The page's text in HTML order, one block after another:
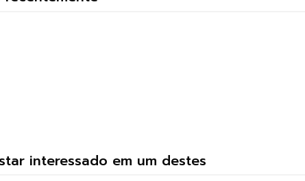
interessado em um destes